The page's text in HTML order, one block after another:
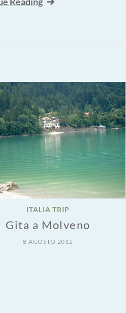
ITALIA TRIP
Gita a Molveno
8 AGOSTO 2012